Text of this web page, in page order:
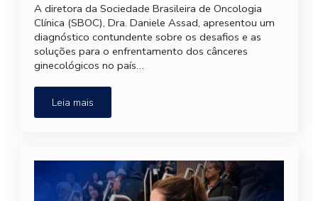
A diretora da Sociedade Brasileira de Oncologia
Clínica (SBOC), Dra. Daniele Assad, apresentou um
diagnóstico contundente sobre os desafios e as
soluções para o enfrentamento dos cânceres
ginecológicos no país…
Leia mais